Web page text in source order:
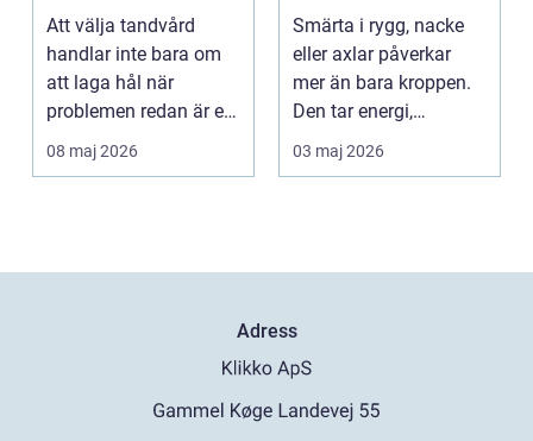
för långsiktig
munhälsa
Att välja tandvård
handlar inte bara om
att laga hål när
problemen redan är ett
faktum. Det handlar ...
08 maj 2026
Smärta i rygg, nacke
eller axlar påverkar
mer än bara kroppen.
Den tar energi,
koncentration och
03 maj 2026
Adress